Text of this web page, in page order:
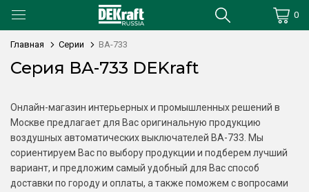
0
Главная Серии ВА-733
Серия ВА-733 DEKraft
Онлайн-магазин интерьерных и промышленных решений в
Москве предлагает для Вас оригинальную продукцию
воздушных автоматических выключателей ВА-733. Мы
сориентируем Вас по выбору продукции и подберем лучший
вариант, и предложим самый удобный для Вас способ
доставки по городу и оплаты, а также поможем с вопросами